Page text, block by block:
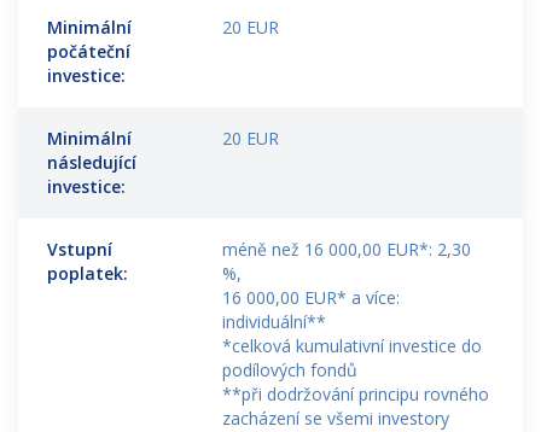
Minimální
počáteční
investice:
20 EUR
Minimální
následující
investice:
20 EUR
Vstupní
poplatek:
méně než 16 000,00 EUR*: 2,30
%,
16 000,00 EUR* a více:
individuální**
*celková kumulativní investice do
podílových fondů
**při dodržování principu rovného
zacházení se všemi investory